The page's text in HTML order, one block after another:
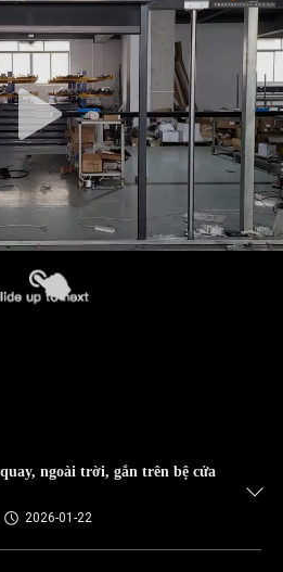
ngoài trời, gắn trên bệ cửa
2026-01-22